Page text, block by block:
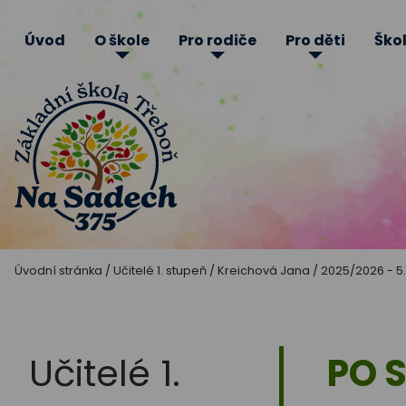
Základní
Třeboň
Úvod O škole Pro rodiče Pro děti
Úvodní stránka / Učitelé 1. stupeň / Kreichová Jana / 2025/2026 - 5.
PO
Učitelé 1.